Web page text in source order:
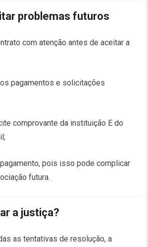
problemas futuros
com atenção antes de aceitar a
pagamentos e solicitações
comprovante da instituição E do
pois isso pode complicar
futura.
a justiça?
as tentativas de resolução, a